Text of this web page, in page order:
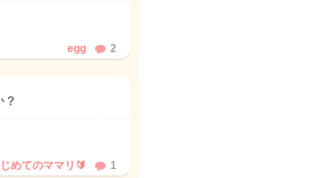
egg 2
めてのママリ🔰 1